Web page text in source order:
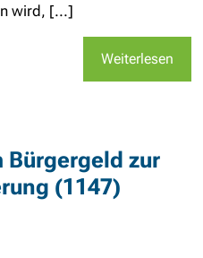
wird, [...]
Weiterlesen
Bürgergeld zur
(1147)